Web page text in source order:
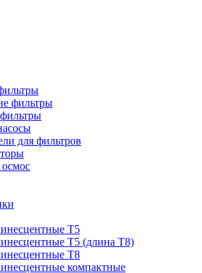
фильтры
для фильтров
T5
T5 (длина T8)
T8
компактные